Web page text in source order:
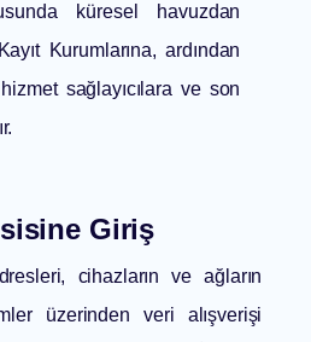
küresel havuzdan
Kurumlarına, ardından
sağlayıcılara ve son
Giriş
cihazların ve ağların
üzerinden veri alışverişi